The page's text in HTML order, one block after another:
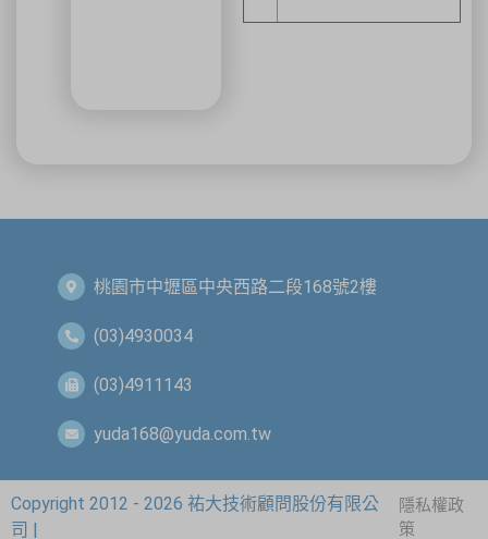
桃園市中壢區中央西路二段168號2樓
(03)4930034
(03)4911143
yuda168@yuda.com.tw
Copyright 2012 - 2026 祐大技術顧問股份有限公
司 |
隱私權政
策